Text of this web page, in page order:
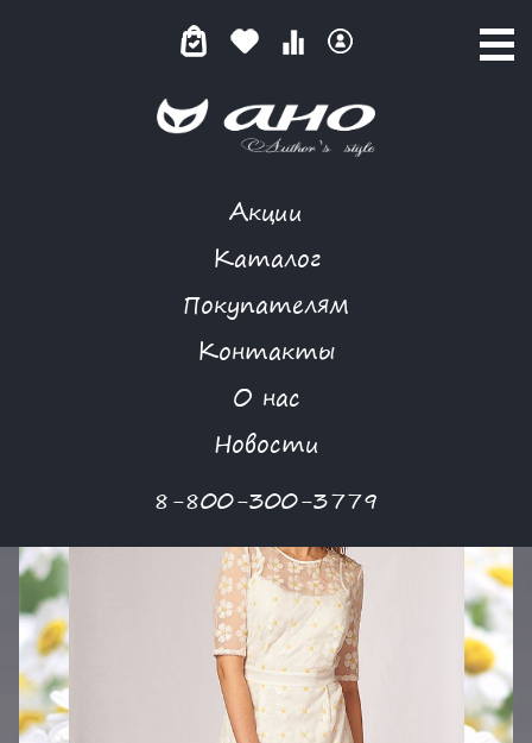
Акции
Каталог
Покупателям
Контакты
О нас
Новости
8-800-300-3779
ЛЕТНЯЯ ПРОХЛАДА